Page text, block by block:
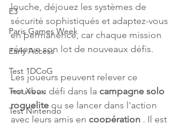
E3
Paris Games Week
Early Access
Test 1DCoG
Test Xbox
Test Nintendo
louche, déjouez les systèmes de
sécurité sophistiqués et adaptez-vous
en permanence, car chaque mission
réserve son lot de nouveaux défis.
Les joueurs peuvent relever ce
nouveau défi dans la campagne solo
roguelite ou se lancer dans l'action
avec leurs amis en coopération . Il est